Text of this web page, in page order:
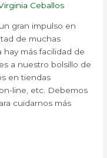
Ceballos
gran impulso en
de muchas
hay más facilidad de
a nuestro bolsillo de
en tiendas
line, etc. Debemos
cuidarnos más